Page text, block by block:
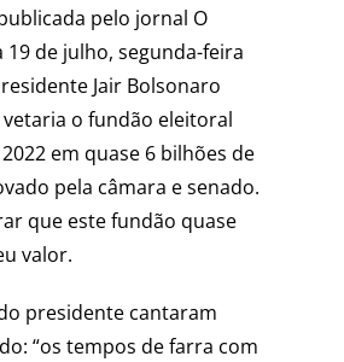
pelo jornal O
19 de julho, segunda-feira
Jair Bolsonaro
o fundão eleitoral
em quase 6 bilhões de
pela câmara e senado.
que este fundão quase
valor.
presidente cantaram
“os tempos de farra com